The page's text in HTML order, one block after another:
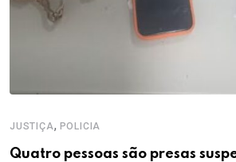
JUSTIÇA, POLICIA
Quatro pessoas são presas